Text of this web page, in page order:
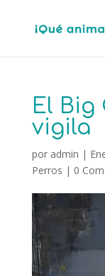
El Big
vigila
por admin |
Perros | 0